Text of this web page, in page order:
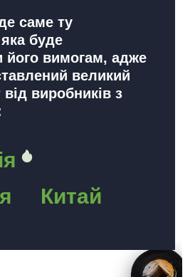
саме ту
буде
його вимогам, адже
великий
виробників з
Китай